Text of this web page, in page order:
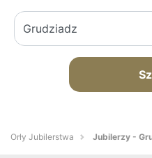
Orły Jubilerstwa Jubilerzy -